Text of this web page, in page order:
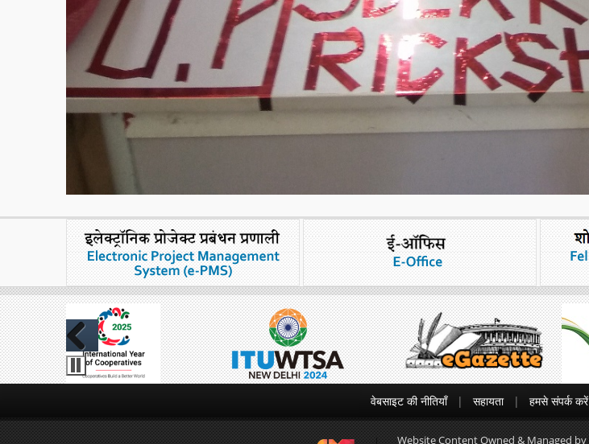
Previous
वेबसाइट की नीतियाँ सहायता हमसे संपर्क करें
Website Content Owned & Managed by